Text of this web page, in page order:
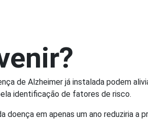
de Alzheimer já instalada podem
identificação de fatores de risco.
em apenas um ano reduziria